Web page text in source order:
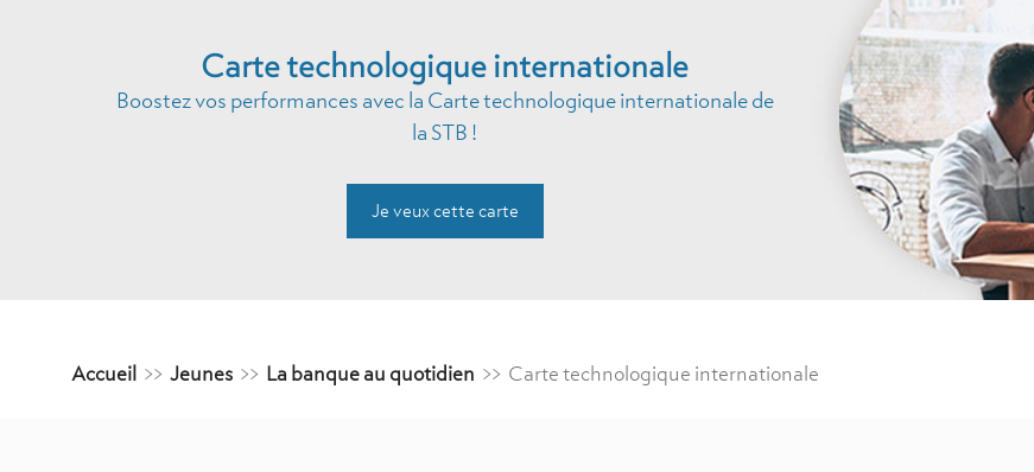
COMPTES & CARTESCarte technologique internationale
Boostez vos performances avec la Carte technologique internationale de
la STB !
Je veux cette carte
Accueil >> Jeunes >> La banque au quotidien >> Carte technologique internationale